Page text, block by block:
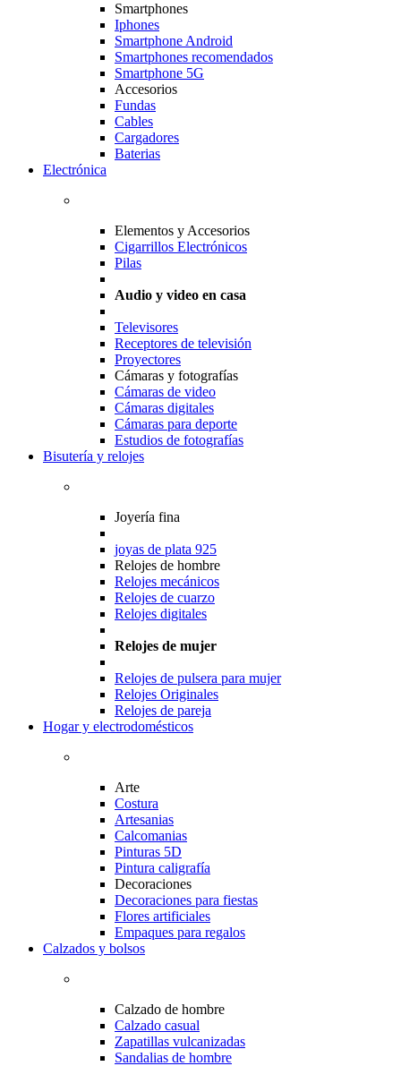
Smartphones
Iphones
Smartphone Android
Smartphones recomendados
Smartphone 5G
Accesorios
Fundas
Cables
Cargadores
Baterias
Electrónica
Elementos y Accesorios
Cigarrillos Electrónicos
Pilas
Audio y video en casa
Televisores
Receptores de televisión
Proyectores
Cámaras y fotografías
Cámaras de video
Cámaras digitales
Cámaras para deporte
Estudios de fotografías
Bisutería y relojes
Joyería fina
joyas de plata 925
Relojes de hombre
Relojes mecánicos
Relojes de cuarzo
Relojes digitales
Relojes de mujer
Relojes de pulsera para mujer
Relojes Originales
Relojes de pareja
Hogar y electrodomésticos
Arte
Costura
Artesanias
Calcomanias
Pinturas 5D
Pintura caligrafía
Decoraciones
Decoraciones para fiestas
Flores artificiales
Empaques para regalos
Calzados y bolsos
Calzado de hombre
Calzado casual
Zapatillas vulcanizadas
Sandalias de hombre